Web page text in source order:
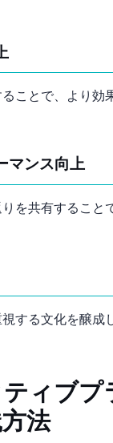
ことで、より効
マンス向上
を共有すること
する文化を醸成
ィブプ
法